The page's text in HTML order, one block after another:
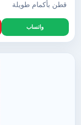
قطن بأكمام طويلة
واتساب